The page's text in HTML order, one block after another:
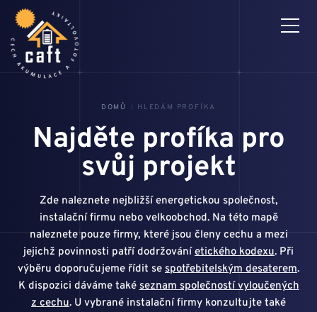
AKTUALITY
HLEDÁM PROFÍKA
3D MONTÁŽNÍ NÁVODY PRO ČLENY
DOMŮ HLEDÁM PROFÍKA
Najděte profíka pro
svůj projekt
Zde naleznete nejbližší energetickou společnost,
instalační firmu nebo velkoobchod. Na této mapě
naleznete pouze firmy, které jsou členy cechu a mezi
jejichž povinnosti patří dodržováníetického kodexu. Při
výběru doporučujeme řídit se spotřebitelským desaterem.
K dispozici dáváme takéseznam společností vyloučených
z cechu. U vybrané instalační firmy konzultujte také